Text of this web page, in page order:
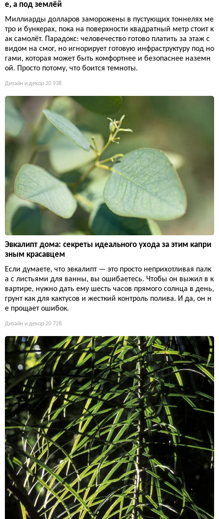
е, а под землёй
Миллиарды долларов заморожены в пустующих тоннелях ме
тро и бункерах, пока на поверхности квадратный метр стоит к
ак самолёт. Парадокс: человечество готово платить за этаж с
видом на смог, но игнорирует готовую инфраструктуру под но
гами, которая может быть комфортнее и безопаснее наземн
ой. Просто потому, что боится темноты.
Дизайн и декор 20 938
Эвкалипт дома: секреты идеального ухода за этим капри
зным красавцем
Если думаете, что эвкалипт — это просто неприхотливая палк
а с листьями для ванны, вы ошибаетесь. Чтобы он выжил в к
вартире, нужно дать ему шесть часов прямого солнца в день,
грунт как для кактусов и жесткий контроль полива. И да, он н
е прощает ошибок.
Дизайн и декор 20 728